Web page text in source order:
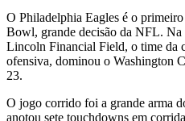
O Philadelphia Eagles é o
Bowl, grande decisão da NFL.
Lincoln Financial Field, o time da
ofensiva, dominou o Washington
23.
O jogo corrido foi a grande arma
anotou sete touchdowns em